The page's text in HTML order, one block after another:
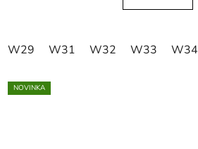
W29 W31 W32 W33 W34
NOVINKA